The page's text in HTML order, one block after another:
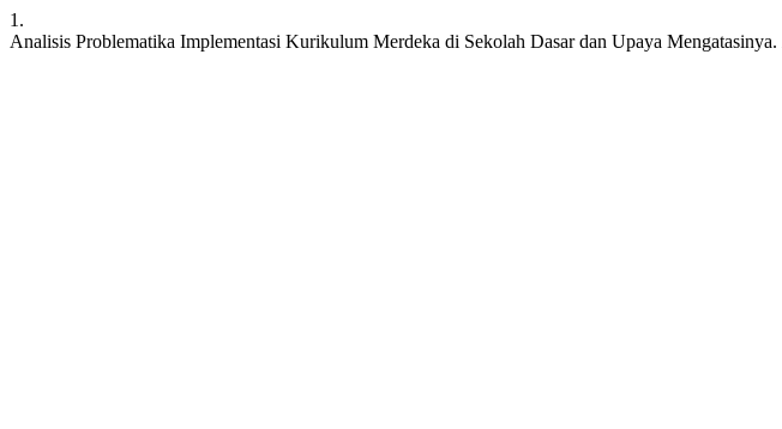
1.
Analisis Problematika Implementasi Kurikulum Merdeka di Sekolah Dasar dan Upaya Mengatasinya.